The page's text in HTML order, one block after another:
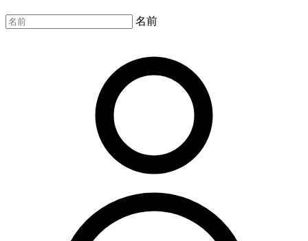
名前